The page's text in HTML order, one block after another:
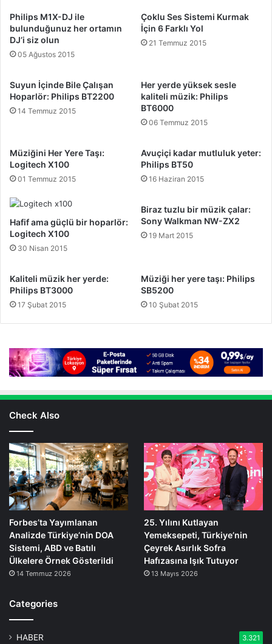
Philips M1X-DJ ile
bulunduğunuz her ortamın
DJ’i siz olun
05 Ağustos 2015
Çoklu Ses Sistemi Kurmak
İçin 6 Farklı Yol
21 Temmuz 2015
Suyun İçinde Bile Çalışan
Hoparlör: Philips BT2200
14 Temmuz 2015
Her yerde yüksek sesle
kaliteli müzik: Philips
BT6000
06 Temmuz 2015
Müziğini Her Yere Taşı:
Logitech X100
01 Temmuz 2015
Avuçiçi kadar mutluluk yeter:
Philips BT50
16 Haziran 2015
Hafif ama güçlü bir hoparlör:
Logitech X100
30 Nisan 2015
Biraz tuzlu bir müzik çalar:
Sony Walkman NW-ZX2
19 Mart 2015
Kaliteli müzik her yerde:
Philips BT3000
17 Şubat 2015
Müziği her yere taşı: Philips
SB5200
10 Şubat 2015
Check Also
Forbes’ta Yayımlanan
Analizde Türkiye’nin DOA
Sistemi, ABD ve Batılı
Ülkelere Örnek Gösterildi
14 Temmuz 2026
25. Yılını Kutlayan
Yemeksepeti, Türkiye’nin
Çeyrek Asırlık Sofra
Hafızasına Işık Tutuyor
13 Mayıs 2026
Categories
HABER 3.321